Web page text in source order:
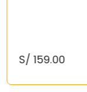
S/ 159.00